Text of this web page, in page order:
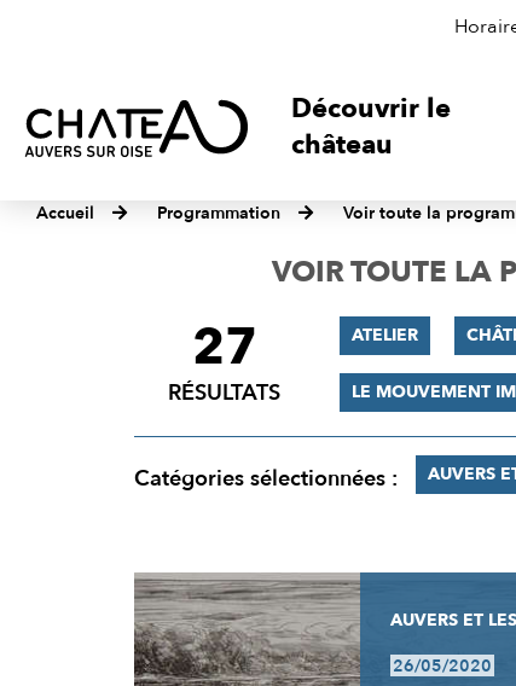
Découvrir le
château
Accueil Programmation Voir toute la
VOIR TOUTE LA
FILTRER
RÉSULTATS
27
RÉSULTATS
ATELIER
LE MOUVEMENT
Catégories sélectionnées : AUVERS
RÉSULTATS
AUVERS ET
26/05/2020